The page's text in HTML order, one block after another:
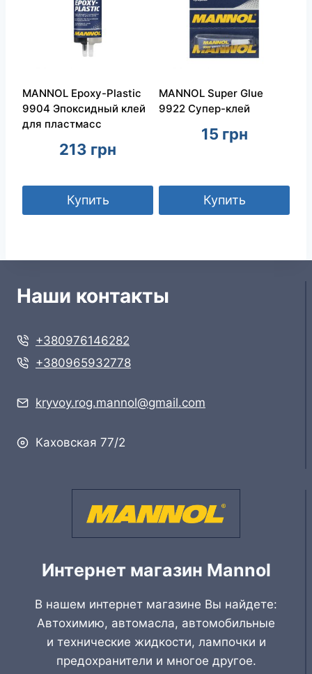
MANNOL Epoxy-Plastic
9904 Эпоксидный клей
для пластмасс
213 грн
Купить
MANNOL Super Glue
9922 Супер-клей
15 грн
Купить
Наши контакты
+380976146282
+380965932778
kryvoy.rog.mannol@gmail.com
Каховская 77/2
Интернет магазин Mannol
В нашем интернет магазине Вы найдете:
Автохимию, автомасла, автомобильные
и технические жидкости, лампочки и
предохранители и многое другое.